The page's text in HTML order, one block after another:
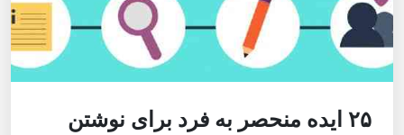
۲۵ ایده منحصر به فرد برای نوشتن